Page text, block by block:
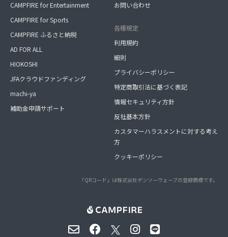
CAMPFIRE for Entertainment
CAMPFIRE for Sports
CAMPFIRE ふるさと納税
AD FOR ALL
HIOKOSHI
JFAクラウドファンディング
machi-ya
補助金申請サポート
お問い合わせ
各種規定
利用規約
細則
プライバシーポリシー
特定商取引法に基づく表記
情報セキュリティ方針
反社基本方針
カスタマーハラスメントに対する考え
方
クッキーポリシー
「QRコード」は株式会社デンソーウェーブの登録商標です。